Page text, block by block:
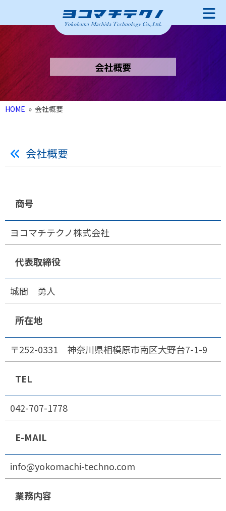
会社概要
HOME » 会社概要
会社概要
商号
ヨコマチテクノ株式会社
代表取締役
城間 勇人
所在地
〒252-0331 神奈川県相模原市南区大野台7-1-9
TEL
042-707-1778
E-MAIL
info@yokomachi-techno.com
業務内容